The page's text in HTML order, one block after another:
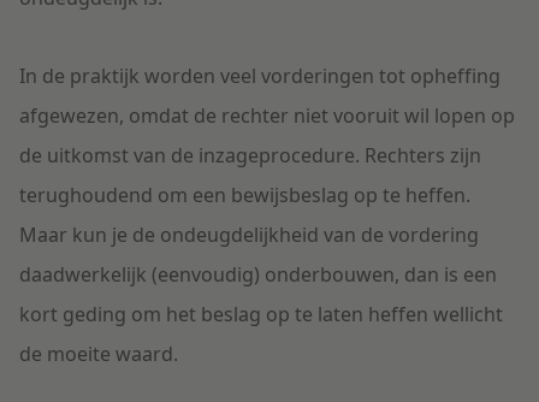
In de praktijk worden veel vorderingen tot opheffing
afgewezen, omdat de rechter niet vooruit wil lopen op
de uitkomst van de inzageprocedure. Rechters zijn
terughoudend om een bewijsbeslag op te heffen.
Maar kun je de ondeugdelijkheid van de vordering
daadwerkelijk (eenvoudig) onderbouwen, dan is een
kort geding om het beslag op te laten heffen wellicht
de moeite waard.